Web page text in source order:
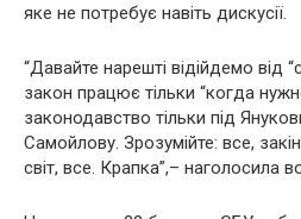
яке не потребує навіть дискусії.
“Давайте нарешті відійдемо від
закон працює тільки “когда
законодавство тільки під
Самойлову. Зрозумійте: все,
світ, все. Крапка”,– наголосила